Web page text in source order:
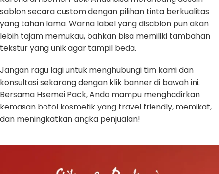
sablon secara custom dengan pilihan tinta berkualitas
yang tahan lama. Warna label yang disablon pun akan
lebih tajam memukau, bahkan bisa memiliki tambahan
tekstur yang unik agar tampil beda.
Jangan ragu lagi untuk menghubungi tim kami dan
konsultasi sekarang dengan klik banner di bawah ini.
Bersama Hsemei Pack, Anda mampu menghadirkan
kemasan botol kosmetik yang travel friendly, memikat,
dan meningkatkan angka penjualan!